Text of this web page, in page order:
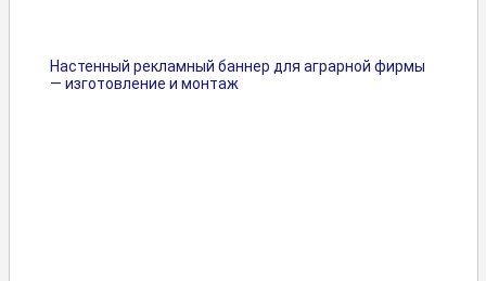
Настенный рекламный баннер для аграрной фирмы
— изготовление и монтаж